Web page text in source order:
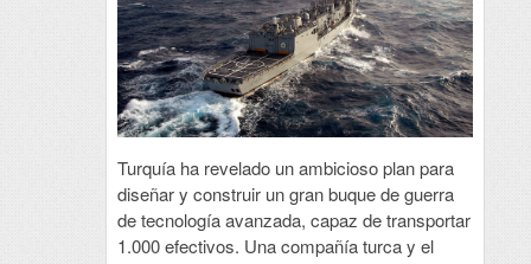
Turquía ha revelado un ambicioso plan para
diseñar y construir un gran buque de guerra
de tecnología avanzada, capaz de transportar
1.000 efectivos. Una compañía turca y el